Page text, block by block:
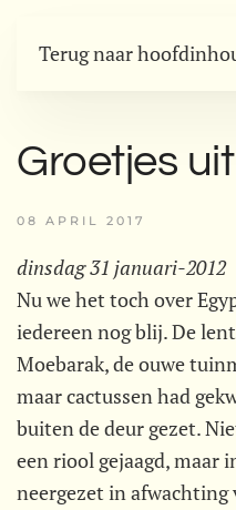
Terug naar
Groetjes
08 APRIL 2017
dinsdag 31 januari-2012
Nu we het toch over
iedereen nog blij. De
Moebarak, de ouwe
maar cactussen had
buiten de deur gezet.
een riool gejaagd, maar
neergezet in afwachting